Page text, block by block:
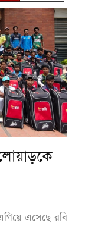
এসেছে রবি